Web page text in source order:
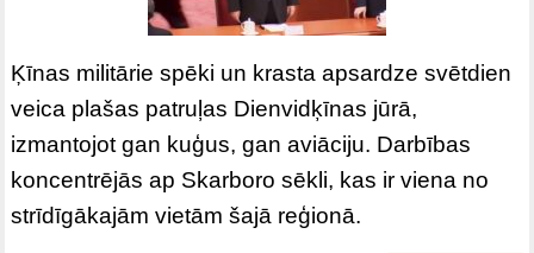
Ķīnas militārie spēki un krasta apsardze svētdien
veica plašas patruļas Dienvidķīnas jūrā,
izmantojot gan kuģus, gan aviāciju. Darbības
koncentrējās ap Skarboro sēkli, kas ir viena no
strīdīgākajām vietām šajā reģionā.